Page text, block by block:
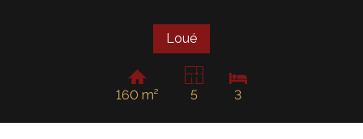
Loué
160 m² 5 3